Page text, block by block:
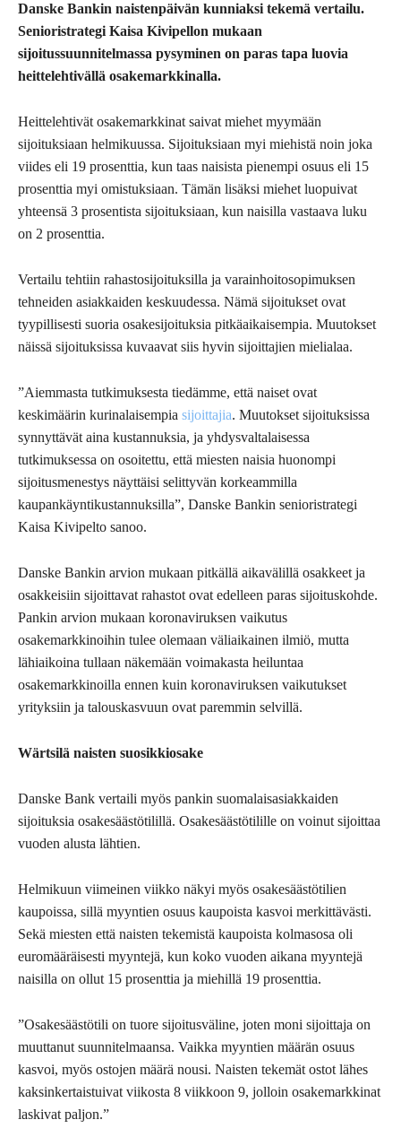
Danske Bankin naistenpäivän kunniaksi tekemä vertailu.
Senioristrategi Kaisa Kivipellon mukaan
sijoitussuunnitelmassa pysyminen on paras tapa luovia
heittelehtivällä osakemarkkinalla.
Heittelehtivät osakemarkkinat saivat miehet myymään
sijoituksiaan helmikuussa. Sijoituksiaan myi miehistä noin joka
viides eli 19 prosenttia, kun taas naisista pienempi osuus eli 15
prosenttia myi omistuksiaan. Tämän lisäksi miehet luopuivat
yhteensä 3 prosentista sijoituksiaan, kun naisilla vastaava luku
on 2 prosenttia.
Vertailu tehtiin rahastosijoituksilla ja varainhoitosopimuksen
tehneiden asiakkaiden keskuudessa. Nämä sijoitukset ovat
tyypillisesti suoria osakesijoituksia pitkäaikaisempia. Muutokset
näissä sijoituksissa kuvaavat siis hyvin sijoittajien mielialaa.
”Aiemmasta tutkimuksesta tiedämme, että naiset ovat
keskimäärin kurinalaisempia sijoittajia. Muutokset sijoituksissa
synnyttävät aina kustannuksia, ja yhdysvaltalaisessa
tutkimuksessa on osoitettu, että miesten naisia huonompi
sijoitusmenestys näyttäisi selittyvän korkeammilla
kaupankäyntikustannuksilla”, Danske Bankin senioristrategi
Kaisa Kivipelto sanoo.
Danske Bankin arvion mukaan pitkällä aikavälillä osakkeet ja
osakkeisiin sijoittavat rahastot ovat edelleen paras sijoituskohde.
Pankin arvion mukaan koronaviruksen vaikutus
osakemarkkinoihin tulee olemaan väliaikainen ilmiö, mutta
lähiaikoina tullaan näkemään voimakasta heiluntaa
osakemarkkinoilla ennen kuin koronaviruksen vaikutukset
yrityksiin ja talouskasvuun ovat paremmin selvillä.
Wärtsilä naisten suosikkiosake
Danske Bank vertaili myös pankin suomalaisasiakkaiden
sijoituksia osakesäästötilillä. Osakesäästötilille on voinut sijoittaa
vuoden alusta lähtien.
Helmikuun viimeinen viikko näkyi myös osakesäästötilien
kaupoissa, sillä myyntien osuus kaupoista kasvoi merkittävästi.
Sekä miesten että naisten tekemistä kaupoista kolmasosa oli
euromääräisesti myyntejä, kun koko vuoden aikana myyntejä
naisilla on ollut 15 prosenttia ja miehillä 19 prosenttia.
”Osakesäästötili on tuore sijoitusväline, joten moni sijoittaja on
muuttanut suunnitelmaansa. Vaikka myyntien määrän osuus
kasvoi, myös ostojen määrä nousi. Naisten tekemät ostot lähes
kaksinkertaistuivat viikosta 8 viikkoon 9, jolloin osakemarkkinat
laskivat paljon.”